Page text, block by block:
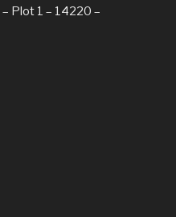
– Plot 1 – 14220 –